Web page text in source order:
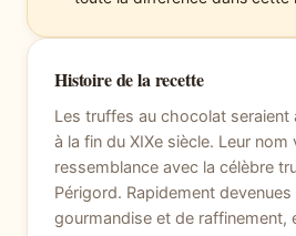
Histoire de la recette
Les truffes au chocolat seraient
à la fin du XIXe siècle. Leur nom
ressemblance avec la célèbre
Périgord. Rapidement
gourmandise et de raffinement,